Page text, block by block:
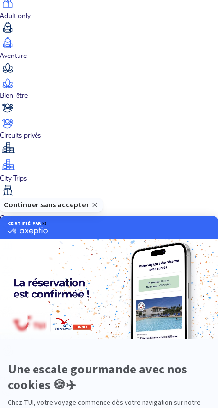
Adult only
Aventure
Bien-être
Circuits privés
City Trips
Croisières
Dans les îles